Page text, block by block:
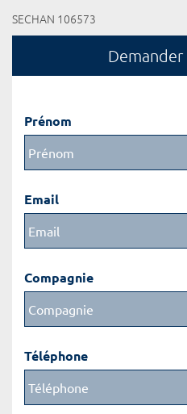
SECHAN 106573
Demander
Prénom
Email
Compagnie
Téléphone